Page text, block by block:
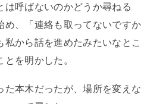
呼ばないのかどうか尋ねる
め、「連絡も取ってないですか
から話を進めたみたいなとこ
を明かした。
本木だったが、場所を変えな